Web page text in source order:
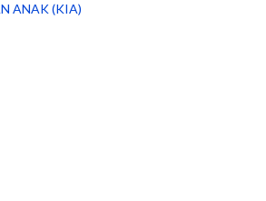
ANAK (KIA)